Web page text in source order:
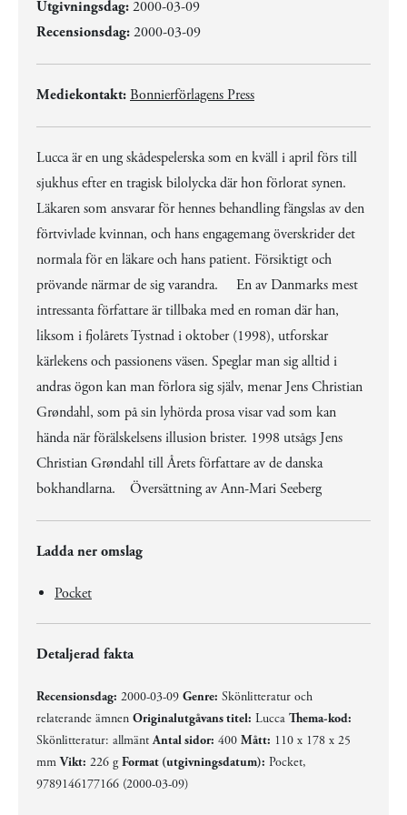
Utgivningsdag:2000-03-09
Recensionsdag:2000-03-09
Mediekontakt: Bonnierförlagens Press
Lucca är en ung skådespelerska som en kväll i april förs till
sjukhus efter en tragisk bilolycka där hon förlorat synen.
Läkaren som ansvarar för hennes behandling fängslas av den
förtvivlade kvinnan, och hans engagemang överskrider det
normala för en läkare och hans patient. Försiktigt och
prövande närmar de sig varandra. En av Danmarks mest
intressanta författare är tillbaka med en roman där han,
liksom i fjolårets Tystnad i oktober (1998), utforskar
kärlekens och passionens väsen. Speglar man sig alltid i
andras ögon kan man förlora sig själv, menar Jens Christian
Grøndahl, som på sin lyhörda prosa visar vad som kan
hända när förälskelsens illusion brister. 1998 utsågs Jens
Christian Grøndahl till Årets författare av de danska
bokhandlarna. Översättning av Ann-Mari Seeberg
Ladda ner omslag
Pocket
Detaljerad fakta
Recensionsdag: 2000-03-09 Genre: Skönlitteratur och
relaterande ämnen Originalutgåvans titel: Lucca Thema-kod:
Skönlitteratur: allmäntAntal sidor: 400 Mått: 110 x 178 x 25
mmVikt: 226 gFormat (utgivningsdatum): Pocket,
9789146177166 (2000-03-09)